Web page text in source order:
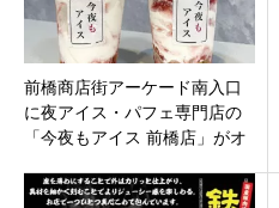
前橋商店街アーケード南入口
に夜アイス・パフェ専門店の
「今夜もアイス 前橋店」がオ